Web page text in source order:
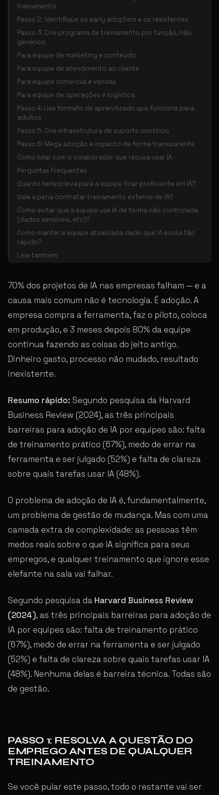
treinamento
Passo 2: Identifique os early adopters e os resistentes
Passo 3: Crie programa de treinamento por função, não
genérico
Para equipe de marketing e conteúdo
Para equipe de atendimento ao cliente
Para equipe comercial e vendas
Para equipe de operações e logística
Passo 4: Use formato de aprendizado que funciona para
adultos
Passo 5: Crie infraestrutura de suporte contínuo
Passo 6: Meça adoção e impacto de forma transparente
Como lidar com o colaborador que recusa usar IA
Perguntas Frequentes
Quanto tempo leva para a equipe ficar proficiente em IA?
Vale a pena contratar treinamento externo de IA?
Como evitar que a equipe use IA de forma não controlada
(dados sensíveis, etc)?
Como manter a equipe atualizada dado que IA evolui tão
rápido?
Leia também
70% dos projetos de IA nas empresas falham — e a
causa mais comum não é tecnologia. É adoção. A
empresa compra a ferramenta, faz o piloto, coloca
em produção, e 3 meses depois 80% da equipe
continua fazendo as coisas do jeito antigo.
Dinheiro gasto, processo não mudado, resultado
inexistente.
Resumo rápido: Segundo pesquisa da Harvard
Business Review (2024), as três principais
barreiras para adoção de IA por equipes são: falta
de treinamento prático (67%), medo de errar na
ferramenta e ser julgado (52%) e falta de clareza
sobre quais tarefas usar IA (48%).
O problema de adoção de IA é, fundamentalmente,
um problema de gestão de mudança. Mas com uma
camada extra de complexidade: as pessoas têm
medos reais sobre o que IA significa para seus
empregos, e qualquer treinamento que ignore esse
elefante na sala vai falhar.
Segundo pesquisa da Harvard Business Review
(2024), as três principais barreiras para adoção de
IA por equipes são: falta de treinamento prático
(67%), medo de errar na ferramenta e ser julgado
(52%) e falta de clareza sobre quais tarefas usar IA
(48%). Nenhuma delas é barreira técnica. Todas são
de gestão.
PASSO 1: RESOLVA A QUESTÃO DO
EMPREGO ANTES DE QUALQUER
TREINAMENTO
Se você pular este passo, todo o restante vai ser